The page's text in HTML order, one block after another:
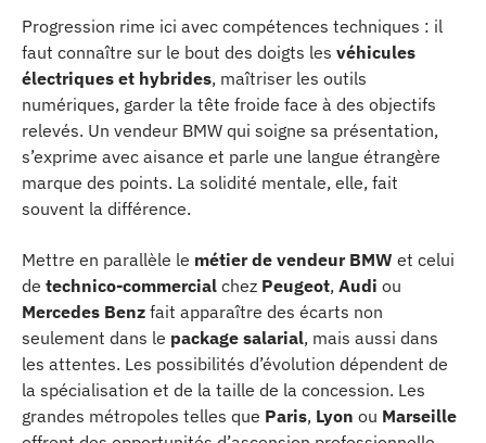
Progression rime ici avec compétences techniques : il
faut connaître sur le bout des doigts les véhicules
électriques et hybrides, maîtriser les outils
numériques, garder la tête froide face à des objectifs
relevés. Un vendeur BMW qui soigne sa présentation,
s’exprime avec aisance et parle une langue étrangère
marque des points. La solidité mentale, elle, fait
souvent la différence.
Mettre en parallèle le métier de vendeur BMW et celui
de technico-commercial chez Peugeot, Audi ou
Mercedes Benz fait apparaître des écarts non
seulement dans le package salarial, mais aussi dans
les attentes. Les possibilités d’évolution dépendent de
la spécialisation et de la taille de la concession. Les
grandes métropoles telles que Paris, Lyon ou Marseille